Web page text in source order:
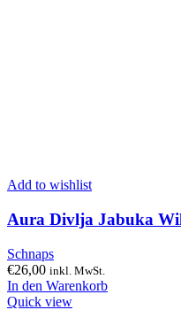
Add to wishlist
Aura Divlja Jabuka
Schnaps
€26,00 inkl. MwSt.
In den Warenkorb
Quick view